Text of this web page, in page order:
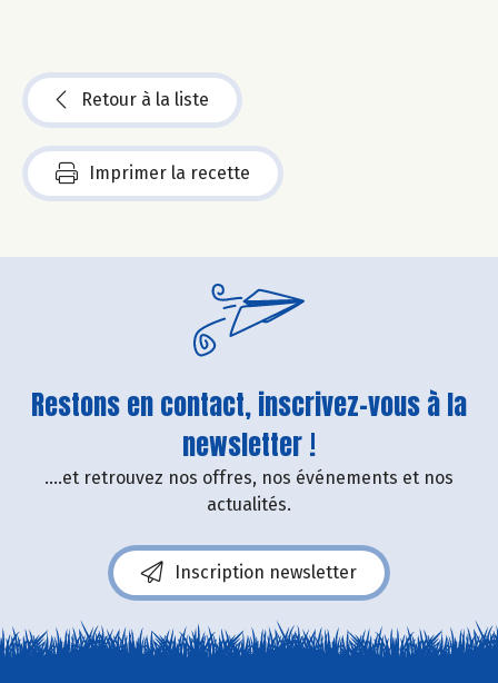
Retour à la liste
Imprimer la recette
Restons en contact, inscrivez-vous à la
newsletter !
....et retrouvez nos offres, nos événements et nos
actualités.
Inscription newsletter